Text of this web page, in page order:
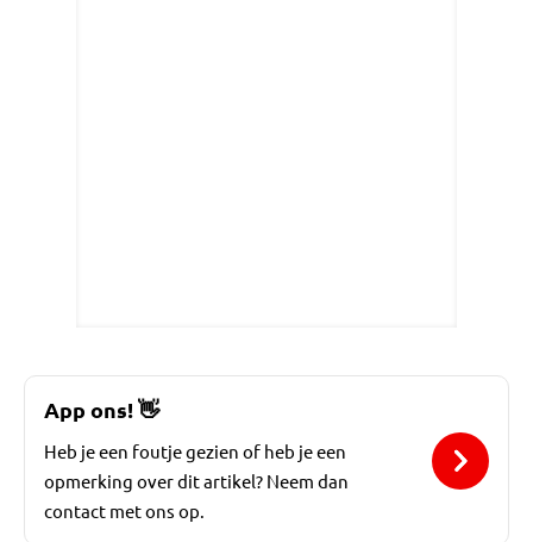
App ons!👋
Heb je een foutje gezien of heb je een
opmerking over dit artikel? Neem dan
contact met ons op.